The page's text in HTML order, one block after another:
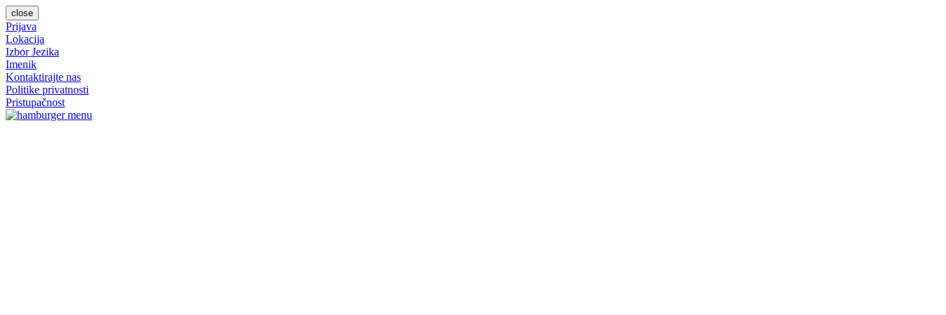
close
Prijava
Lokacija
Izbor Jezika
Imenik
Kontaktirajte nas
Politike privatnosti
Pristupačnost